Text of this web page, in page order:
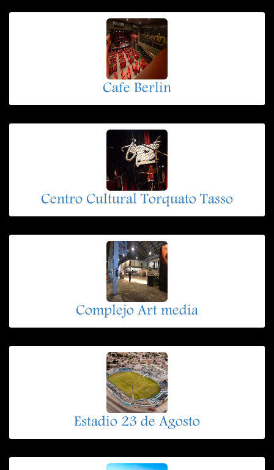
Cafe Berlin
Centro Cultural Torquato Tasso
Complejo Art media
Estadio 23 de Agosto